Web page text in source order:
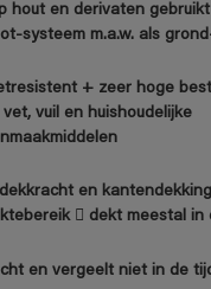
hout en derivaten
systeem m.a.w. als
+ zeer hoge
vuil en huishoudelijke
en
 dekt meestal in
en vergeelt niet in de